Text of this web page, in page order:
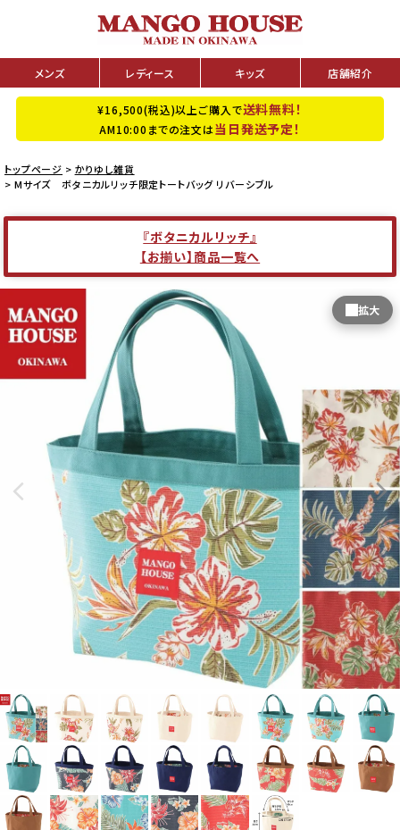
メンズ レディース キッズ 店舗紹介
¥16,500(税込)以上ご購入で送料無料！
AM10:00までの注文は当日発送予定！
トップページ
かりゆし雑貨
Mサイズ ボタニカルリッチ限定トートバッグ リバーシブル
『ボタニカルリッチ』
【お揃い】商品一覧へ